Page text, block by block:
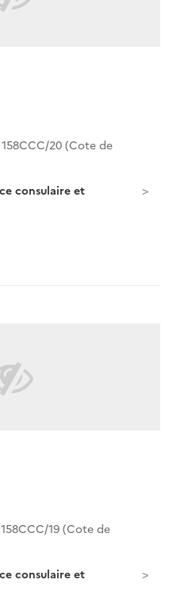
158CCC/20 (Cote de
consulaire et
158CCC/19 (Cote de
consulaire et